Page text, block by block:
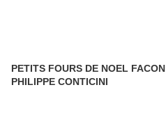
PETITS FOURS DE NOEL FACON
PHILIPPE CONTICINI